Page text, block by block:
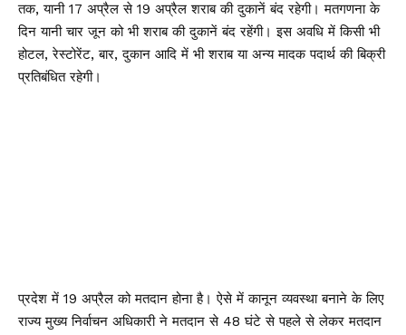
तक, यानी 17 अप्रैल से 19 अप्रैल शराब की दुकानें बंद रहेगी। मतगणना के
दिन यानी चार जून को भी शराब की दुकानें बंद रहेंगी। इस अवधि में किसी भी
होटल, रेस्टोरेंट, बार, दुकान आदि में भी शराब या अन्य मादक पदार्थ की बिक्री
प्रतिबंधित रहेगी।
प्रदेश में 19 अप्रैल को मतदान होना है। ऐसे में कानून व्यवस्था बनाने के लिए
राज्य मुख्य निर्वाचन अधिकारी ने मतदान से 48 घंटे से पहले से लेकर मतदान